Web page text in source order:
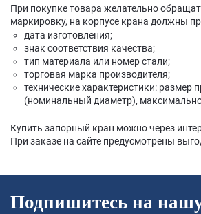
При покупке товара желательно
маркировку, на корпусе крана должны
дата изготовления;
знак соответствия качества;
тип материала или номер стали;
торговая марка производителя;
технические характеристики: размер
(номинальный диаметр),
Купить запорный кран можно через
При заказе на сайте предусмотрены
Подпишитесь на